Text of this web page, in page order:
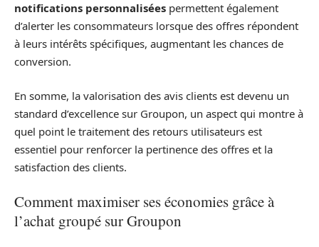
notifications personnalisées permettent également
d’alerter les consommateurs lorsque des offres répondent
à leurs intérêts spécifiques, augmentant les chances de
conversion.
En somme, la valorisation des avis clients est devenu un
standard d’excellence sur Groupon, un aspect qui montre à
quel point le traitement des retours utilisateurs est
essentiel pour renforcer la pertinence des offres et la
satisfaction des clients.
Comment maximiser ses économies grâce à
l’achat groupé sur Groupon